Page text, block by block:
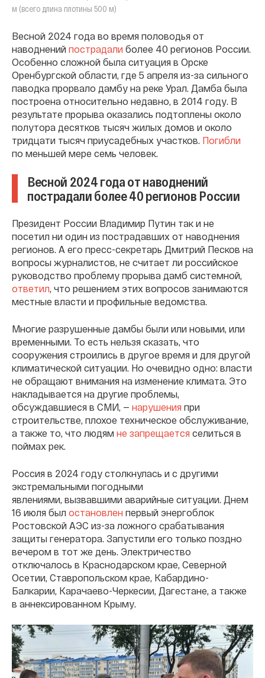
м (всего длина плотины 500 м)
Весной 2024 года во время половодья от
наводнений пострадали более 40 регионов России.
Особенно сложной была ситуация в Орске
Оренбургской области, где 5 апреля из-за сильного
паводка прорвало дамбу на реке Урал. Дамба была
построена относительно недавно, в 2014 году. В
результате прорыва оказались подтоплены около
полутора десятков тысяч жилых домов и около
тридцати тысяч приусадебных участков. Погибли
по меньшей мере семь человек.
Весной 2024 года от наводнений
пострадали более 40 регионов России
Президент России Владимир Путин так и не
посетил ни один из пострадавших от наводнения
регионов. А его пресс-секретарь Дмитрий Песков на
вопросы журналистов, не считает ли российское
руководство проблему прорыва дамб системной,
ответил, что решением этих вопросов занимаются
местные власти и профильные ведомства.
Многие разрушенные дамбы были или новыми, или
временными. То есть нельзя сказать, что
сооружения строились в другое время и для другой
климатической ситуации. Но очевидно одно: власти
не обращают внимания на изменение климата. Это
накладывается на другие проблемы,
обсуждавшиеся в СМИ, — нарушения при
строительстве, плохое техническое обслуживание,
а также то, что людям не запрещается селиться в
поймах рек.
Россия в 2024 году столкнулась и с другими
экстремальными погодными
явлениями, вызвавшими аварийные ситуации. Днем
16 июля был остановлен первый энергоблок
Ростовской АЭС из-за ложного срабатывания
защиты генератора. Запустили его только поздно
вечером в тот же день. Электричество
отключалось в Краснодарском крае, Северной
Осетии, Ставропольском крае, Кабардино-
Балкарии, Карачаево-Черкесии, Дагестане, а также
в аннексированном Крыму.